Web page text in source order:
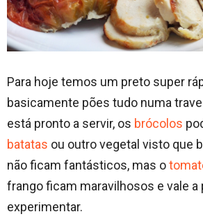
Para hoje temos um preto super
basicamente pões tudo numa
está pronto a servir, os brócolos
batatas ou outro vegetal visto que
não ficam fantásticos, mas o
frango ficam maravilhosos e vale a
experimentar.